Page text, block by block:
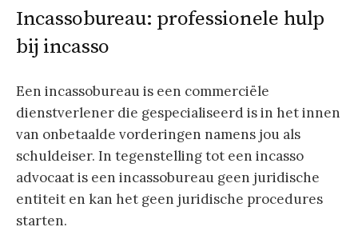
Incassobureau: professionele hulp
bij incasso
Een incassobureau is een commerciële
dienstverlener die gespecialiseerd is in het innen
van onbetaalde vorderingen namens jou als
schuldeiser. In tegenstelling tot een incasso
advocaat is een incassobureau geen juridische
entiteit en kan het geen juridische procedures
starten.